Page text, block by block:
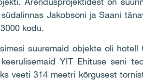
Jakobsoni ja Saani
kodu.
suuremaid objekte oli
YIT Ehituse seni
veeti 314 meetri kõrgusest